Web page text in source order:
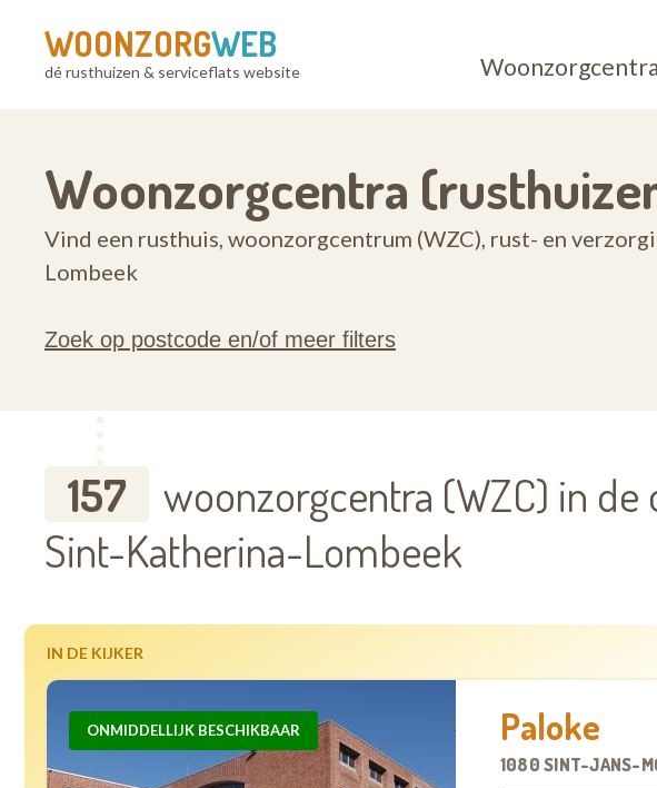
WOONZORGWEB
dé rusthuizen & serviceflats website Woonzorgcentra
Woonzorgcentra
Vind een rusthuis, woonzorgcentrum (WZC), rust- en
Lombeek
Zoek op postcode en/of meer filters
157
woonzorgcentra (WZC) in de
Sint-Katherina-Lombeek
IN DE KIJKER
ONMIDDELLIJK BESCHIKBAAR Paloke
1080 SINT-JANS-